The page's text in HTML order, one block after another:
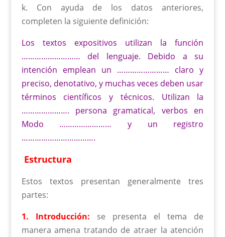
k. Con ayuda de los datos anteriores,
completen la siguiente definición:
Los textos expositivos utilizan la función
……………………… del lenguaje. Debido a su
intención emplean un …………………… claro y
preciso, denotativo, y muchas veces deben usar
términos científicos y técnicos. Utilizan la
…………………. persona gramatical, verbos en
Modo …………………… y un registro
…………………………….
Estructura
Estos textos presentan generalmente tres
partes:
1. Introducción: se presenta el tema de
manera amena tratando de atraer la atención